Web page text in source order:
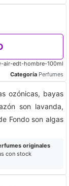
air-edt-hombre-100ml
Categoría Perfumes
ozónicas, bayas
son lavanda,
Fondo son algas
originales
con stock